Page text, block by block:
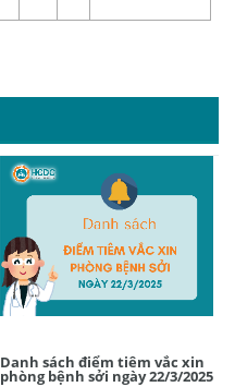
Danh sách điểm tiêm vắc xin
phòng bệnh sởi ngày 22/3/2025